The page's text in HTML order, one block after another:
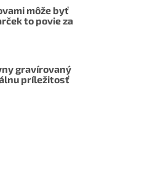
môže byť
to povie za
gravírovaný
príležitosť